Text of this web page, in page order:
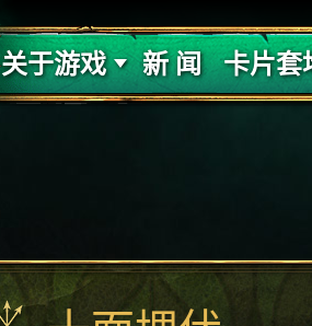
关于游戏
支持
新 闻 卡片套
力量的代